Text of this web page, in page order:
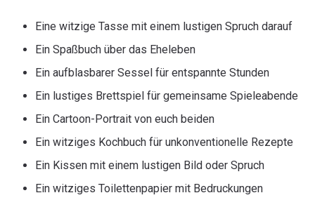
Eine witzige Tasse mit einem lustigen Spruch darauf
Ein Spaßbuch über das Eheleben
Ein aufblasbarer Sessel für entspannte Stunden
Ein lustiges Brettspiel für gemeinsame Spieleabende
Ein Cartoon-Portrait von euch beiden
Ein witziges Kochbuch für unkonventionelle Rezepte
Ein Kissen mit einem lustigen Bild oder Spruch
Ein witziges Toilettenpapier mit Bedruckungen